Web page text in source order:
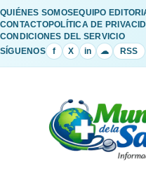
QUIÉNES SOMOSEQUIPO
CONTACTOPOLÍTICA DE
CONDICIONES DEL SERVICIO
SÍGUENOS
f X in ☁ RSS